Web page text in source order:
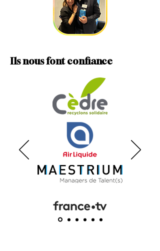
Ils nous font confiance